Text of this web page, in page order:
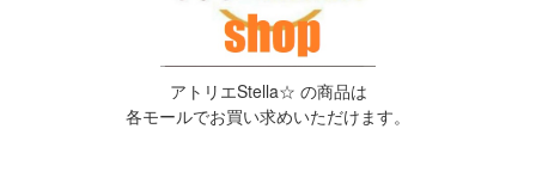
アトリエStella☆ の商品は
各モールでお買い求めいただけます。